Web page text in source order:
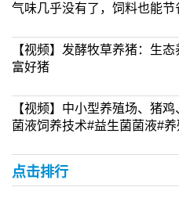
气味几乎没有了，饲料也能节
【视频】发酵牧草养猪：生
富好猪
【视频】中小型养殖场、猪
菌液饲养技术#益生菌菌液#
点击排行